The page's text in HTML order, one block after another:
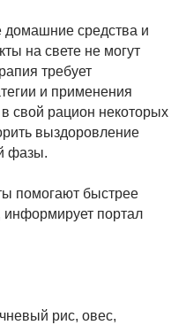
домашние средства и
на свете не могут
требует
и применения
свой рацион некоторых
выздоровление
фазы.
помогают быстрее
информирует портал
рис, овес,